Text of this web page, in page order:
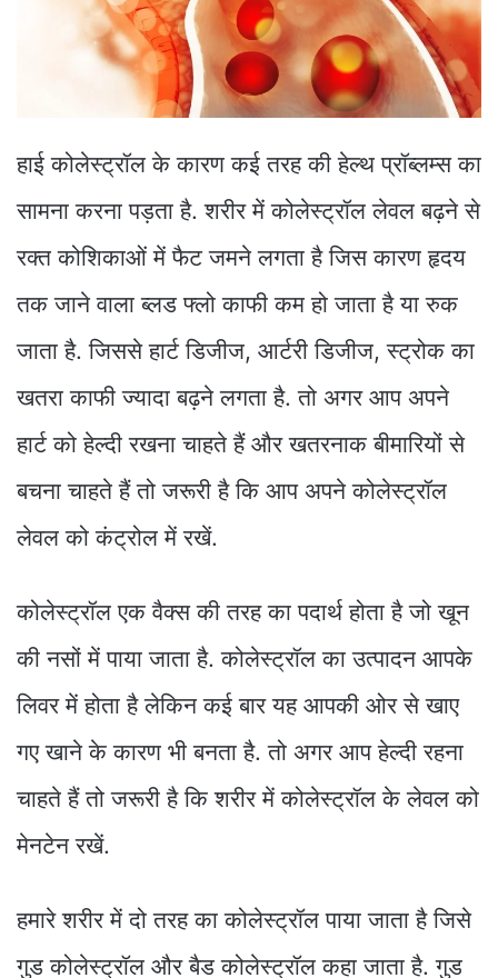
हाई कोलेस्ट्रॉल के कारण कई तरह की हेल्थ प्रॉब्लम्स का
सामना करना पड़ता है. शरीर में कोलेस्ट्रॉल लेवल बढ़ने से
रक्त कोशिकाओं में फैट जमने लगता है जिस कारण हृदय
तक जाने वाला ब्लड फ्लो काफी कम हो जाता है या रुक
जाता है. जिससे हार्ट डिजीज, आर्टरी डिजीज, स्ट्रोक का
खतरा काफी ज्यादा बढ़ने लगता है. तो अगर आप अपने
हार्ट को हेल्दी रखना चाहते हैं और खतरनाक बीमारियों से
बचना चाहते हैं तो जरूरी है कि आप अपने कोलेस्ट्रॉल
लेवल को कंट्रोल में रखें.
कोलेस्ट्रॉल एक वैक्स की तरह का पदार्थ होता है जो खून
की नसों में पाया जाता है. कोलेस्ट्रॉल का उत्पादन आपके
लिवर में होता है लेकिन कई बार यह आपकी ओर से खाए
गए खाने के कारण भी बनता है. तो अगर आप हेल्दी रहना
चाहते हैं तो जरूरी है कि शरीर में कोलेस्ट्रॉल के लेवल को
मेनटेन रखें.
हमारे शरीर में दो तरह का कोलेस्ट्रॉल पाया जाता है जिसे
गुड कोलेस्ट्रॉल और बैड कोलेस्ट्रॉल कहा जाता है. गुड